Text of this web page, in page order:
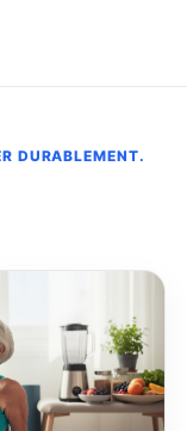
DURABLEMENT.